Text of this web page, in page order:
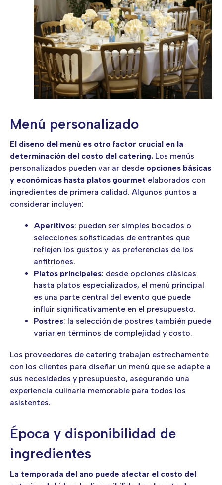
Menú personalizado
El diseño del menú es otro factor crucial en la
determinación del costo del catering. Los menús
personalizados pueden variar desde opciones básicas
y económicas hasta platos gourmet elaborados con
ingredientes de primera calidad. Algunos puntos a
considerar incluyen:
Aperitivos: pueden ser simples bocados o
selecciones sofisticadas de entrantes que
reflejen los gustos y las preferencias de los
anfitriones.
Platos principales: desde opciones clásicas
hasta platos especializados, el menú principal
es una parte central del evento que puede
influir significativamente en el presupuesto.
Postres: la selección de postres también puede
variar en términos de complejidad y costo.
Los proveedores de catering trabajan estrechamente
con los clientes para diseñar un menú que se adapte a
sus necesidades y presupuesto, asegurando una
experiencia culinaria memorable para todos los
asistentes.
Época y disponibilidad de
ingredientes
La temporada del año puede afectar el costo del